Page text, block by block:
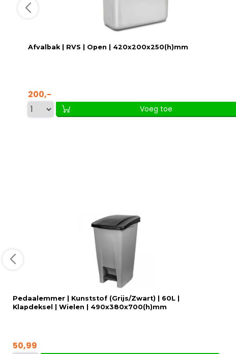
Afvalbak | RVS | Open | 420x200x250(h)mm
200,-
Voeg toe
Pedaalemmer | Kunststof (Grijs/Zwart) | 60L |
Klapdeksel | Wielen | 490x380x700(h)mm
50,99